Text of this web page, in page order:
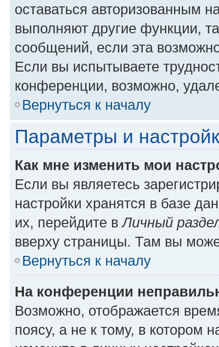
оставаться авторизованным
выполняют другие функции,
сообщений, если эта
Если вы испытываете
конференции, возможно,
Вернуться к началу
Параметры и
Как мне изменить мои
Если вы являетесь
настройки хранятся в базе
их, перейдите вЛичный
вверху страницы. Там вы
Вернуться к началу
На конференции
Возможно, отображается
поясу, а не к тому, в котором